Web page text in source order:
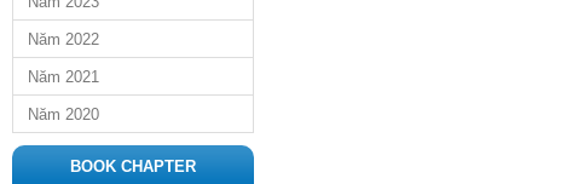
Năm 2022
Năm 2021
Năm 2020
BOOK CHAPTER